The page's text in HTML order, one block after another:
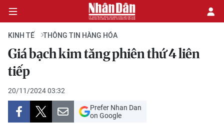
CHÍNH TRỊ
KINH TẾ
VĂN HÓA
KINH TẾ THÔNG TIN HÀNG HÓA
Giá bạch kim tăng phiên thứ 4 liên
tiếp
20/11/2024 03:32
Prefer Nhan Dan
on Google